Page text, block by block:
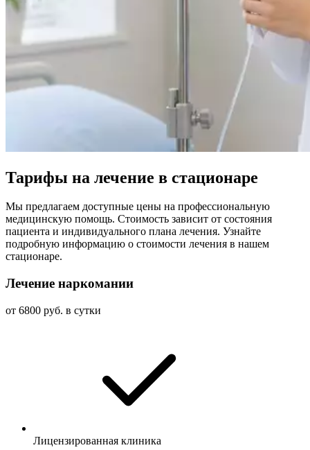
Тарифы на лечение в стационаре
Мы предлагаем доступные цены на профессиональную
медицинскую помощь. Стоимость зависит от состояния
пациента и индивидуального плана лечения. Узнайте
подробную информацию о стоимости лечения в нашем
стационаре.
Лечение наркомании
от 6800 руб. в сутки
Лицензированная клиника